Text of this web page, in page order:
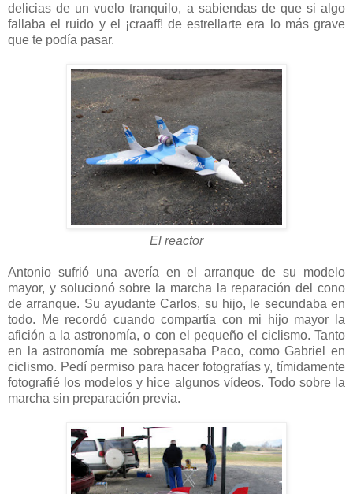
delicias de un vuelo tranquilo, a sabiendas de que si algo
fallaba el ruido y el ¡craaff! de estrellarte era lo más grave
que te podía pasar.
El reactor
Antonio sufrió una avería en el arranque de su modelo
mayor, y solucionó sobre la marcha la reparación del cono
de arranque. Su ayudante Carlos, su hijo, le secundaba en
todo. Me recordó cuando compartía con mi hijo mayor la
afición a la astronomía, o con el pequeño el ciclismo. Tanto
en la astronomía me sobrepasaba Paco, como Gabriel en
ciclismo. Pedí permiso para hacer fotografías y, tímidamente
fotografié los modelos y hice algunos vídeos. Todo sobre la
marcha sin preparación previa.